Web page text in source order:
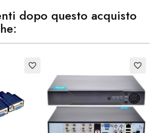
dopo questo acquisto
favorite_border favorite_border
Annulla